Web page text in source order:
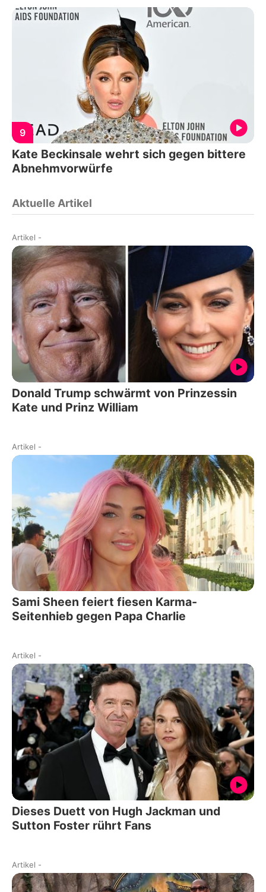
9
Kate Beckinsale wehrt sich gegen bittere
Abnehmvorwürfe
Aktuelle Artikel
Artikel -
Donald Trump schwärmt von Prinzessin
Kate und Prinz William
Artikel -
Sami Sheen feiert fiesen Karma-
Seitenhieb gegen Papa Charlie
Artikel -
Dieses Duett von Hugh Jackman und
Sutton Foster rührt Fans
Artikel -